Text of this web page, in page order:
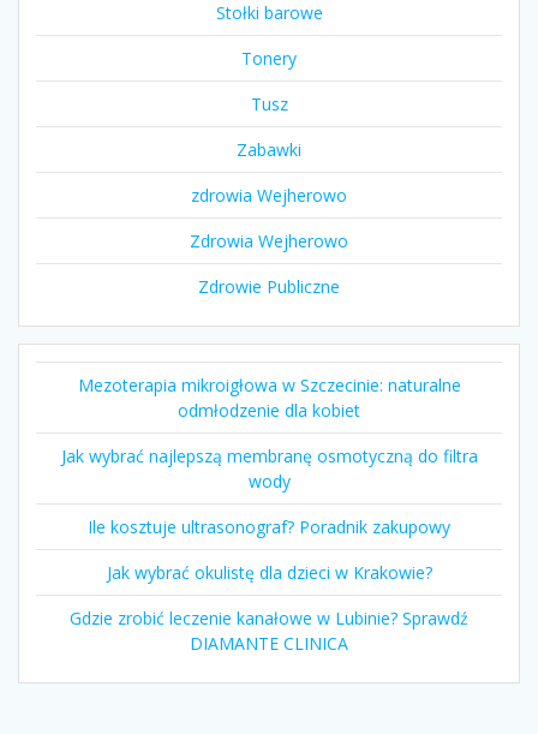
Stołki barowe
Tonery
Tusz
Zabawki
zdrowia Wejherowo
Zdrowia Wejherowo
Zdrowie Publiczne
Mezoterapia mikroigłowa w Szczecinie: naturalne
odmłodzenie dla kobiet
Jak wybrać najlepszą membranę osmotyczną do filtra
wody
Ile kosztuje ultrasonograf? Poradnik zakupowy
Jak wybrać okulistę dla dzieci w Krakowie?
Gdzie zrobić leczenie kanałowe w Lubinie? Sprawdź
DIAMANTE CLINICA